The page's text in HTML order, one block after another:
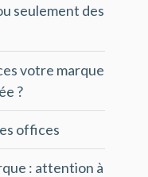
seulement des
votre marque
?
offices
: attention à